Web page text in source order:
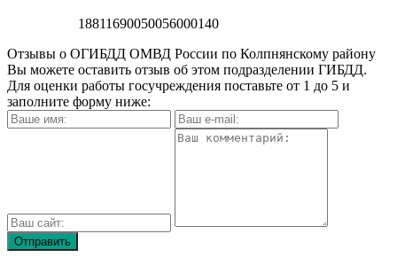
18811690050056000140
Отзывы о ОГИБДД ОМВД России по Колпнянскому району
Вы можете оставить отзыв об этом подразделении ГИБДД.
Для оценки работы госучреждения поставьте от 1 до 5 и
заполните форму ниже: